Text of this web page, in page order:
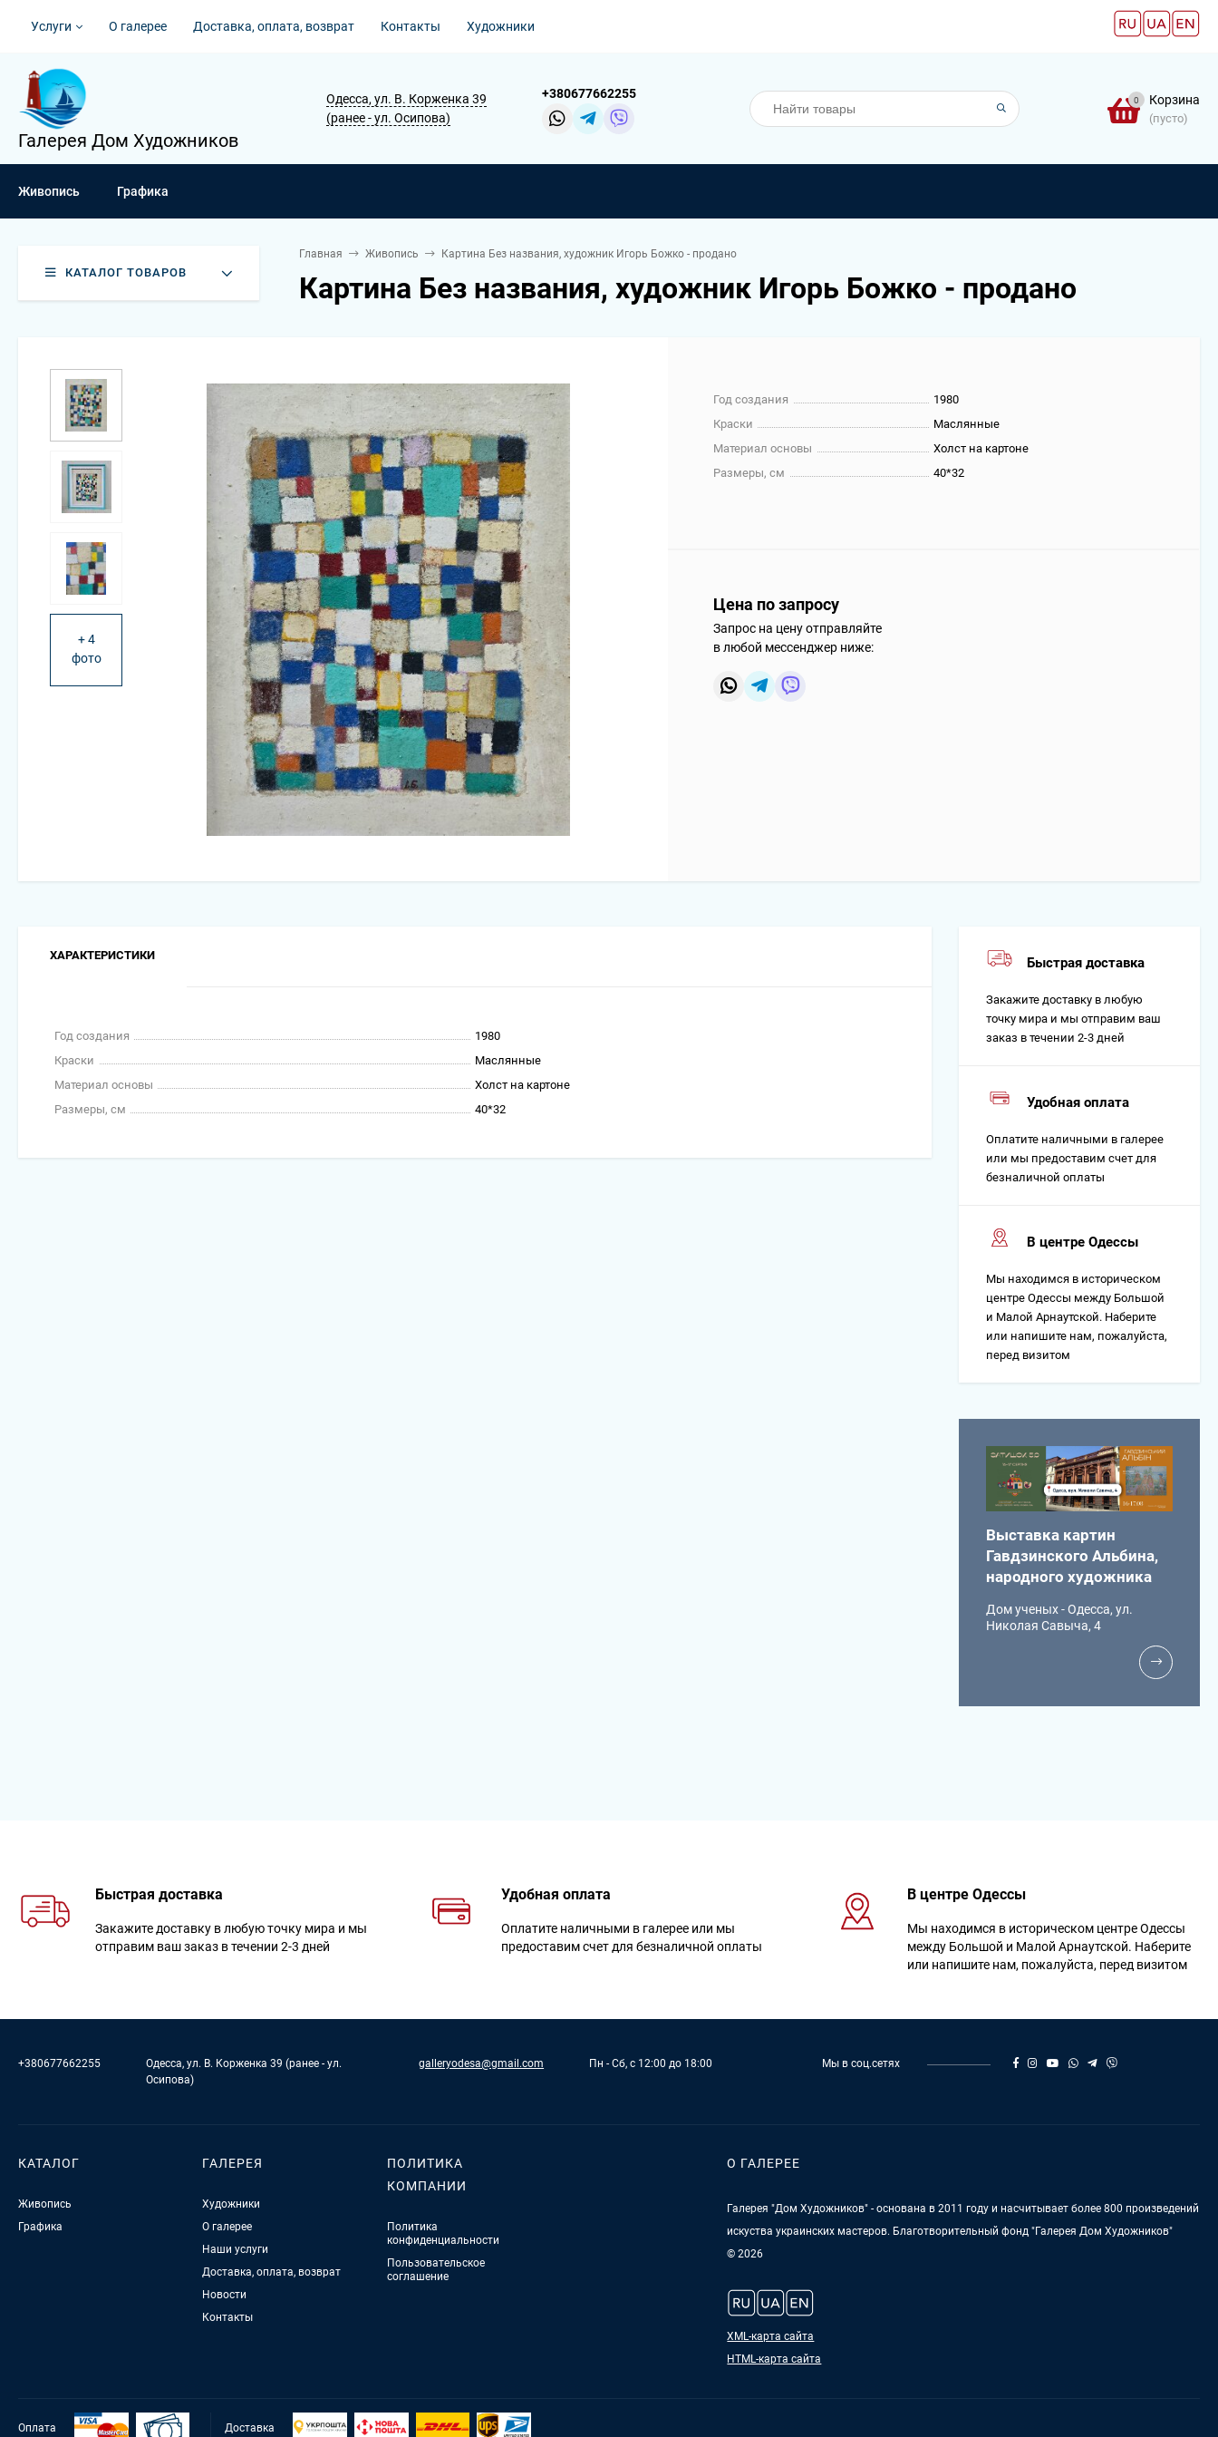
Услуги О галерее Доставка, оплата, возврат Контакты Художники
Галерея Дом Художников
Одесса, ул. В. Корженка 39
(ранее - ул. Осипова)
+380677662255 0 Корзина
(пусто)
Живопись Графика
КАТАЛОГ ТОВАРОВ
Главная Живопись Картина Без названия, художник Игорь Божко - продано
Картина Без названия, художник Игорь Божко - продано
+ 4
фото
Год создания
1980
Краски
Маслянные
Материал основы
Холст на картоне
Размеры, см
40*32
Цена по запросу
Запрос на цену отправляйте
в любой мессенджер ниже:
ХАРАКТЕРИСТИКИ
Год создания
1980
Краски
Маслянные
Материал основы
Холст на картоне
Размеры, см
40*32
Быстрая доставка
Закажите доставку в любую
точку мира и мы отправим ваш
заказ в течении 2-3 дней
Удобная оплата
Оплатите наличными в галерее
или мы предоставим счет для
безналичной оплаты
В центре Одессы
Мы находимся в историческом
центре Одессы между Большой
и Малой Арнаутской. Наберите
или напишите нам, пожалуйста,
перед визитом
Выставка картин
Гавдзинского Альбина,
народного художника
Дом ученых - Одесса, ул.
Николая Савыча, 4
Быстрая доставка
Закажите доставку в любую точку мира и мы
отправим ваш заказ в течении 2-3 дней
Удобная оплата
Оплатите наличными в галерее или мы
предоставим счет для безналичной оплаты
В центре Одессы
Мы находимся в историческом центре Одессы
между Большой и Малой Арнаутской. Наберите
или напишите нам, пожалуйста, перед визитом
+380677662255
Одесса, ул. В. Корженка 39 (ранее - ул.
Осипова)
galleryodesa@gmail.com Пн - Сб, с 12:00 до 18:00 Мы в соц.сетях
КАТАЛОГ
Живопись
Графика
ГАЛЕРЕЯ
Художники
О галерее
Наши услуги
Доставка, оплата, возврат
Новости
Контакты
ПОЛИТИКА
КОМПАНИИ
Политика
конфиденциальности
Пользовательское
соглашение
О ГАЛЕРЕЕ
Галерея "Дом Художников" - основана в 2011 году и насчитывает более 800 произведений
искуства украинских мастеров. Благотворительный фонд "Галерея Дом Художников"
© 2026
XML-карта сайта
HTML-карта сайта
Оплата Доставка